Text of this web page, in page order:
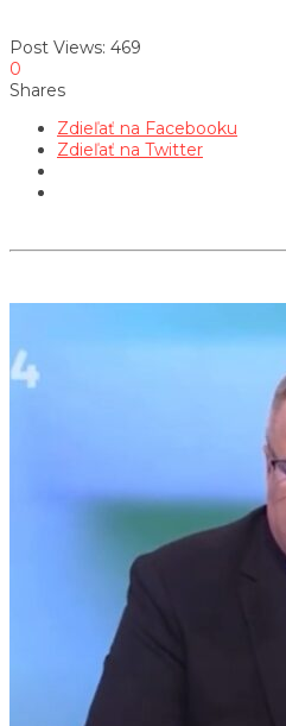
Post Views: 469
0
Shares
Zdieľať na Facebooku
Zdieľať na Twitter